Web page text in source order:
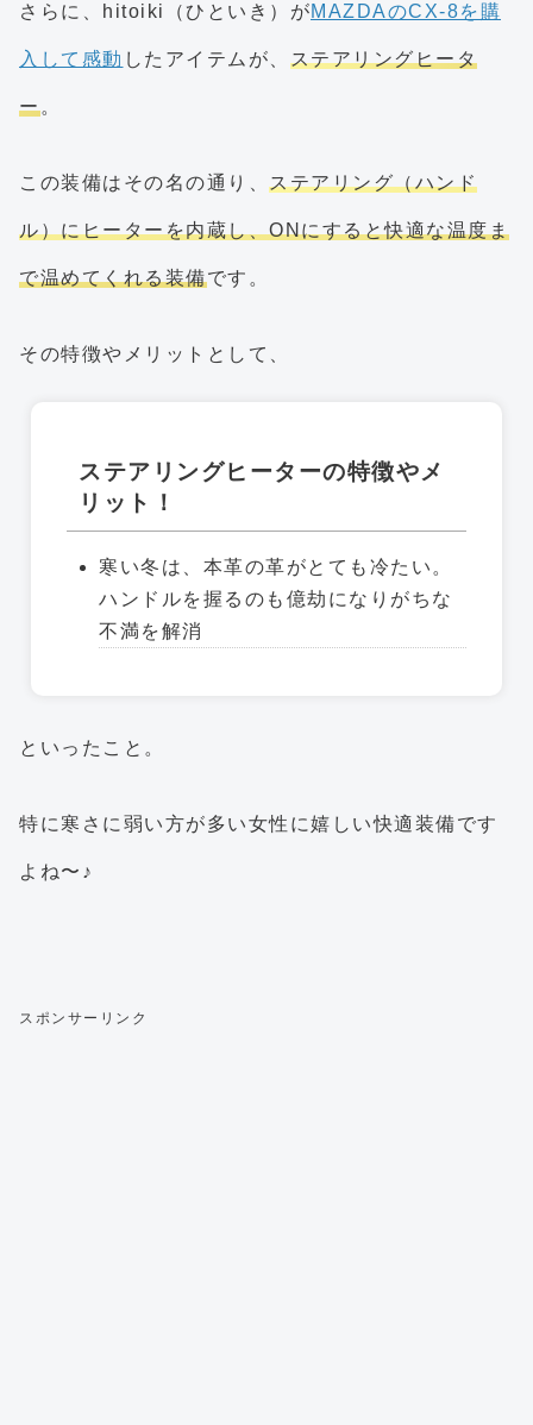
さらに、hitoiki（ひといき）がMAZDAのCX-8を購
入して感動 したアイテムが、 ステアリングヒータ
ー。
この装備はその名の通り、 ステアリング（ハンド
ル）にヒーターを内蔵し、ONにすると快適な温度ま
で温めてくれる装備です。
その特徴やメリットとして、
ステアリングヒーターの特徴やメ
リット！
寒い冬は、本革の革がとても冷たい。
ハンドルを握るのも億劫になりがちな
不満を解消
といったこと。
特に寒さに弱い方が多い女性に嬉しい快適装備です
よね〜♪
スポンサーリンク